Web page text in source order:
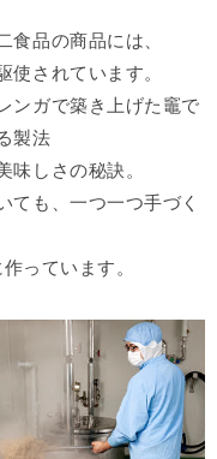
品の商品には、
されています。
ンガで築き上げた竈で
製法
味しさの秘訣。
ても、一つ一つ手づく
っています。